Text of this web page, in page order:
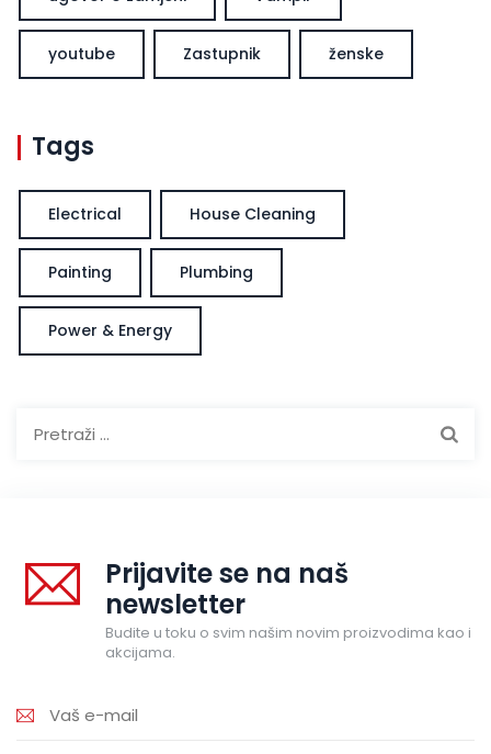
youtube Zastupnik ženske
Tags
Electrical House Cleaning
Painting Plumbing
Power & Energy
Prijavite se na naš
newsletter
Budite u toku o svim našim novim proizvodima kao i
akcijama.